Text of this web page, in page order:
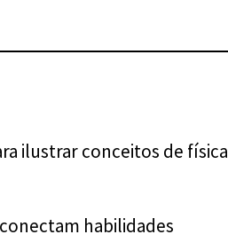
ilustrar conceitos de física
habilidades